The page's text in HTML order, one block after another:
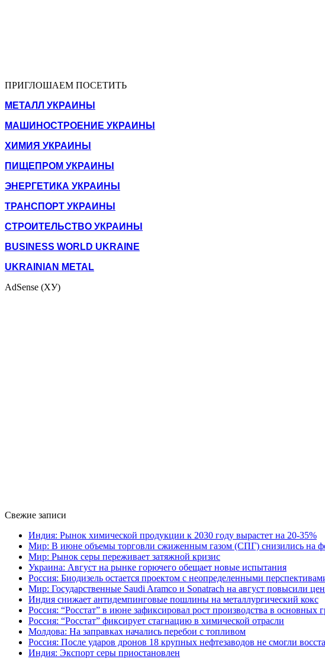
ПРИГЛОШАЕМ ПОСЕТИТЬ
МЕТАЛЛ УКРАИНЫ
МАШИНОСТРОЕНИЕ УКРАИНЫ
ХИМИЯ УКРАИНЫ
ПИЩЕПРОМ УКРАИНЫ
ЭНЕРГЕТИКА УКРАИНЫ
ТРАНСПОРТ УКРАИНЫ
СТРОИТЕЛЬСТВО УКРАИНЫ
BUSINESS WORLD UKRAINE
UKRAINIAN METAL
AdSense (ХУ)
Свежие записи
Индия: Рынок химической продукции к 2030 году вырастет на 20-35%
Мир: В июне объемы торговли сжиженным газом (СПГ) снизились на
Мир: Рынок серы переживает затяжной кризис
Украина: Август на рынке горючего обещает новые испытания
Россия: Биодизель остается проектом с неопределенными
Мир: Государственные Saudi Aramco и Sonatrach на август повысили
Индия снижает антидемпинговые пошлины на металлургический кокс
Россия: “Росстат” в июне зафиксировал рост производства в основных
Россия: “Росстат” фиксирует стагнацию в химической отрасли
Молдова: На заправках начались перебои с топливом
Россия: После ударов дронов 18 крупных нефтезаводов не смогли
Индия: Экспорт серы приостановлен